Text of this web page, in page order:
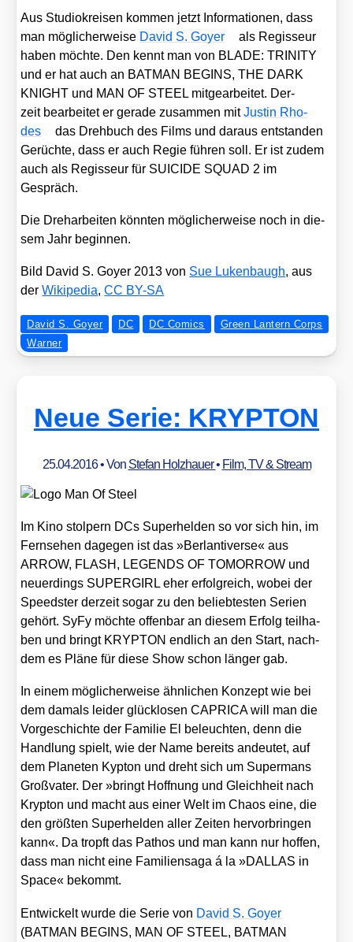
Aus Stu­dio­krei­sen kom­men jetzt Infor­ma­tio­nen, dass
man mög­li­cher­wei­se David S. Goy­er
als Regis­seur
haben möch­te. Den kennt man von BLADE: TRINITY
und er hat auch an BATMAN BEGINS, THE DARK
KNIGHT und MAN OF STEEL mit­ge­ar­bei­tet. Der­
zeit bear­bei­tet er gera­de zusam­men mitJus­tin Rho­
des
das Dreh­buch des Films und dar­aus ent­stan­den
Gerüch­te, dass er auch Regie füh­ren soll. Er ist zudem
auch als Regis­seur für SUICIDE SQUAD 2 im
Gespräch.
Die Dreh­ar­bei­ten könn­ten mög­li­cher­wei­se noch in die­
sem Jahr begin­nen.
Bild David S. Goy­er 2013 von Sue Luken­baugh, aus
derWiki­pe­dia,CC BY-SA
David S. Goyer DC DC Comics
Green Lantern Corps
Warner
Neue Serie: KRYPTON
25.04.2016• Von Stefan Holzhauer• Film, TV & Stream
Im Kino stol­pern DCs Super­hel­den so vor sich hin, im
Fern­se­hen dage­gen ist das »Ber­lan­ti­ver­se« aus
ARROW, FLASH, LEGENDS OF TOMORROW und
neu­er­dings SUPERGIRL eher erfolg­reich, wobei der
Speeds­ter der­zeit sogar zu den belieb­tes­ten Seri­en
gehört. SyFy möch­te offen­bar an die­sem Erfolg teil­ha­
ben und bringt KRYPTON end­lich an den Start, nach­
dem es Plä­ne für die­se Show schon län­ger gab.
In einem mög­li­cher­wei­se ähn­li­chen Kon­zept wie bei
dem damals lei­der glück­lo­sen CAPRICA will man die
Vor­ge­schich­te der Fami­lie El beleuch­ten, denn die
Hand­lung spielt, wie der Name bereits andeu­tet, auf
dem Pla­ne­ten Kyp­ton und dreht sich um Super­mans
Groß­va­ter. Der »bringt Hoff­nung und Gleich­heit nach
Kryp­ton und macht aus einer Welt im Cha­os eine, die
den größ­ten Super­hel­den aller Zei­ten her­vor­brin­gen
kann«. Da tropft das Pathos und man kann nur hof­fen,
dass man nicht eine Fami­li­en­sa­ga á la »DALLAS in
Space« bekommt.
Ent­wi­ckelt wur­de die Serie von David S. Goy­er
(BATMAN BEGINS, MAN OF STEEL, BATMAN